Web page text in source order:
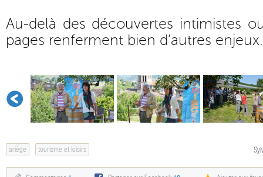
Au-delà des découvertes intimistes
pages renferment bien d’autres enjeux.
ariège tourisme et loisirs